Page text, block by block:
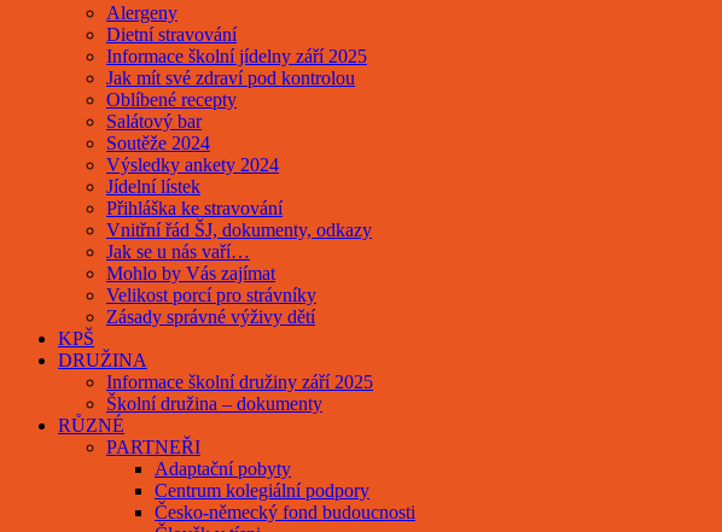
Alergeny
Dietní stravování
Informace školní jídelny září 2025
Jak mít své zdraví pod kontrolou
Oblíbené recepty
Salátový bar
Soutěže 2024
Výsledky ankety 2024
Jídelní lístek
Přihláška ke stravování
Vnitřní řád ŠJ, dokumenty, odkazy
Jak se u nás vaří…
Mohlo by Vás zajímat
Velikost porcí pro strávníky
Zásady správné výživy dětí
KPŠ
DRUŽINA
Informace školní družiny září 2025
Školní družina – dokumenty
RŮZNÉ
PARTNEŘI
Adaptační pobyty
Centrum kolegiální podpory
Česko-německý fond budoucnosti